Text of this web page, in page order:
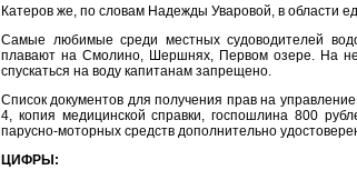
Катеров же, по словам Надежды Уваровой, в области
Самые любимые среди местных судоводителей
плавают на Смолино, Шершнях, Первом озере. На
спускаться на воду капитанам запрещено.
Список документов для получения прав на
4, копия медицинской справки, госпошлина 800
парусно-моторных средств дополнительно
ЦИФРЫ: